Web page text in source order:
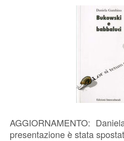
AGGIORNAMENTO:
presentazione è stata